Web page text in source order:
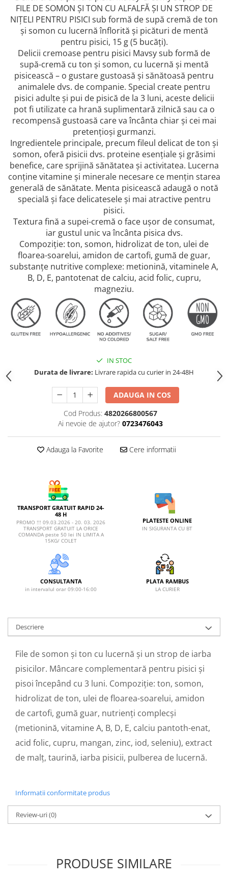
AFECTIUNI OCULARE
AFECTIUNI URINARE
IMUNITATE
AFECTIUNI OCULARE
AFECTIUNI URINARE
LAPTE PRAF
FILE DE SOMON ȘI TON CU ALFALFĂ ȘI UN STROP DE
NIȚELI PENTRU PISICI sub formă de supă cremă de ton
și somon cu lucernă înflorită și picături de mentă
pentru pisici, 15 g (5 bucăți).
Delicii cremoase pentru pisici Mavsy sub formă de
supă-cremă cu ton și somon, cu lucernă și mentă
pisicească – o gustare gustoasă și sănătoasă pentru
animalele dvs. de companie. Special create pentru
pisici adulte și pui de pisică de la 3 luni, aceste delicii
pot fi utilizate ca hrană suplimentară zilnică sau ca o
recompensă gustoasă care va încânta chiar și cei mai
pretențioși gurmanzi.
Ingredientele principale, precum fileul delicat de ton și
somon, oferă pisicii dvs. proteine esențiale și grăsimi
benefice, care sprijină sănătatea și activitatea. Lucerna
conține vitamine și minerale necesare ce mențin starea
generală de sănătate. Menta pisicească adaugă o notă
specială și face delicatesele și mai atractive pentru
pisici.
Textura fină a supei-cremă o face ușor de consumat,
iar gustul unic va încânta pisica dvs.
Compoziție: ton, somon, hidrolizat de ton, ulei de
floarea-soarelui, amidon de cartofi, gumă de guar,
substanțe nutritive complexe: metionină, vitaminele A,
B, D, E, pantotenat de calciu, acid folic, cupru,
magneziu.
IN STOC
Durata de livrare: Livrare rapida cu curier in 24-48H
ADAUGA IN COS
Cod Produs: 4820266800567
Ai nevoie de ajutor? 0723476043
Adauga la Favorite Cere informatii
TRANSPORT GRATUIT RAPID 24-
48 H
PROMO !!! 09.03.2026 - 20. 03. 2026
TRANSPORT GRATUIT LA ORICE
COMANDA peste 50 lei IN LIMITA A
15KG/ COLET
PLATESTE ONLINE
IN SIGURANTA CU BT
CONSULTANTA
in intervalul orar 09:00-16:00
PLATA RAMBUS
LA CURIER
Descriere
File de somon și ton cu lucernă și un strop de iarba
pisicilor. Mâncare complementară pentru pisici și
pisoi începând cu 3 luni. Compoziție: ton, somon,
hidrolizat de ton, ulei de floarea-soarelui, amidon
de cartofi, gumă guar, nutrienți complecși
(metionină, vitamine A, B, D, E, calciu pantoth-enat,
acid folic, cupru, mangan, zinc, iod, seleniu), extract
de malț, taurină, iarba pisicii, pulberea de lucernă.
Informatii conformitate produs
Review-uri(0)
PRODUSE SIMILARE